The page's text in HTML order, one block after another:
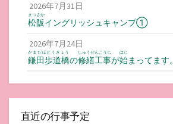
2026年7月31日
松阪
まつさか
イングリッシュキャンプ①
2026年7月24日
鎌田歩道橋
かまだほどうきょう
の修繕工事
しゅうぜんこうじ
が始
はじ
まってます。
直近の行事予定